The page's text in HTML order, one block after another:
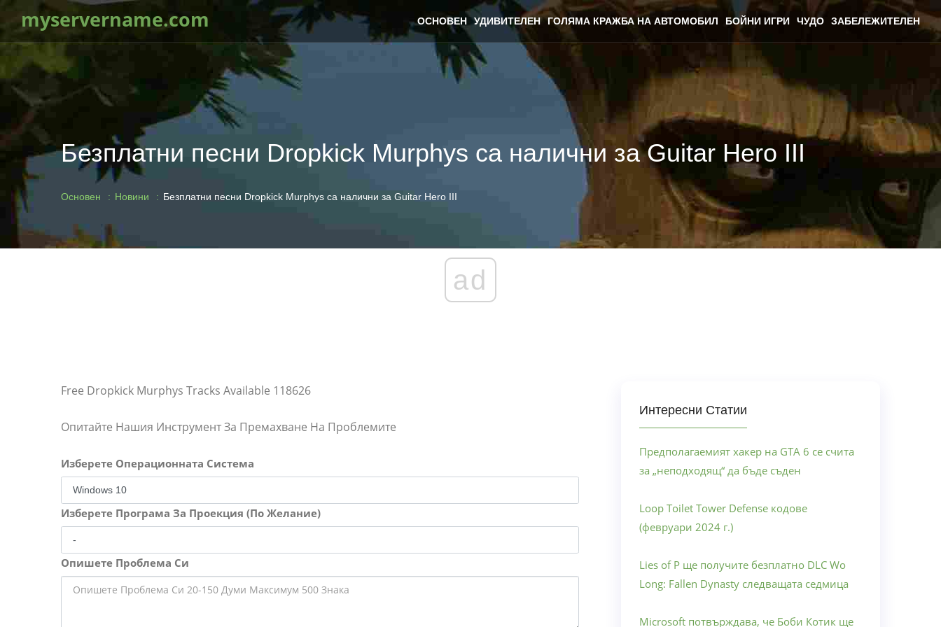
myservername.com ОСНОВЕН УДИВИТЕЛЕН ГОЛЯМА КРАЖБА НА АВТОМОБИЛ БОЙНИ ИГРИ ЧУДО ЗАБЕЛЕЖИТЕЛЕН
Безплатни песни Dropkick Murphys са налични за Guitar Hero III
Основен Новини Безплатни песни Dropkick Murphys са налични за Guitar Hero III
ad
Free Dropkick Murphys Tracks Available 118626
Опитайте Нашия Инструмент За Премахване На Проблемите
Изберете Операционната Система
Изберете Програма За Проекция (По Желание)
Опишете Проблема Си
Интересни Статии
Предполагаемият хакер на GTA 6 се счита
за „неподходящ“ да бъде съден
Loop Toilet Tower Defense кодове
(февруари 2024 г.)
Lies of P ще получите безплатно DLC Wo
Long: Fallen Dynasty следващата седмица
Microsoft потвърждава, че Боби Котик ще